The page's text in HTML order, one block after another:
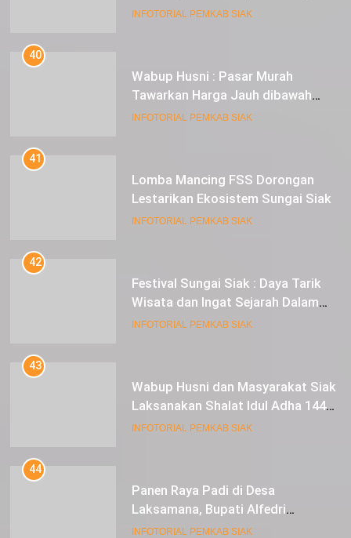
INFOTORIAL PEMKAB SIAK
40
Wabup Husni : Pasar Murah
Tawarkan Harga Jauh dibawah
Pasar Tradisional
INFOTORIAL PEMKAB SIAK
41
Lomba Mancing FSS Dorongan
Lestarikan Ekosistem Sungai Siak
INFOTORIAL PEMKAB SIAK
42
Festival Sungai Siak : Daya Tarik
Wisata dan Ingat Sejarah Dalam
Lestarikan Peradaban
INFOTORIAL PEMKAB SIAK
43
Wabup Husni dan Masyarakat Siak
Laksanakan Shalat Idul Adha 1445
Hijriah di Lapangan Tugu Siak
INFOTORIAL PEMKAB SIAK
44
Panen Raya Padi di Desa
Laksamana, Bupati Alfedri
Serahkan 16 Unit Mesin Pompa Air
INFOTORIAL PEMKAB SIAK